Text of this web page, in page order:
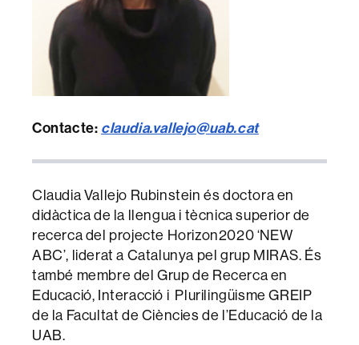
Contacte: claudia.vallejo@uab.cat
Claudia Vallejo Rubinstein és doctora en
didàctica de la llengua i tècnica superior de
recerca del projecte Horizon2020 ‘NEW
ABC’, liderat a Catalunya pel grup MIRAS. És
també membre del Grup de Recerca en
Educació, Interacció i Plurilingüisme GREIP
de la Facultat de Ciències de l’Educació de la
UAB.